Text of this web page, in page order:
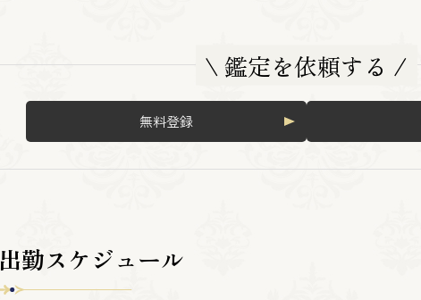
\ 鑑定を依頼する /
無料登録
出勤スケジュール